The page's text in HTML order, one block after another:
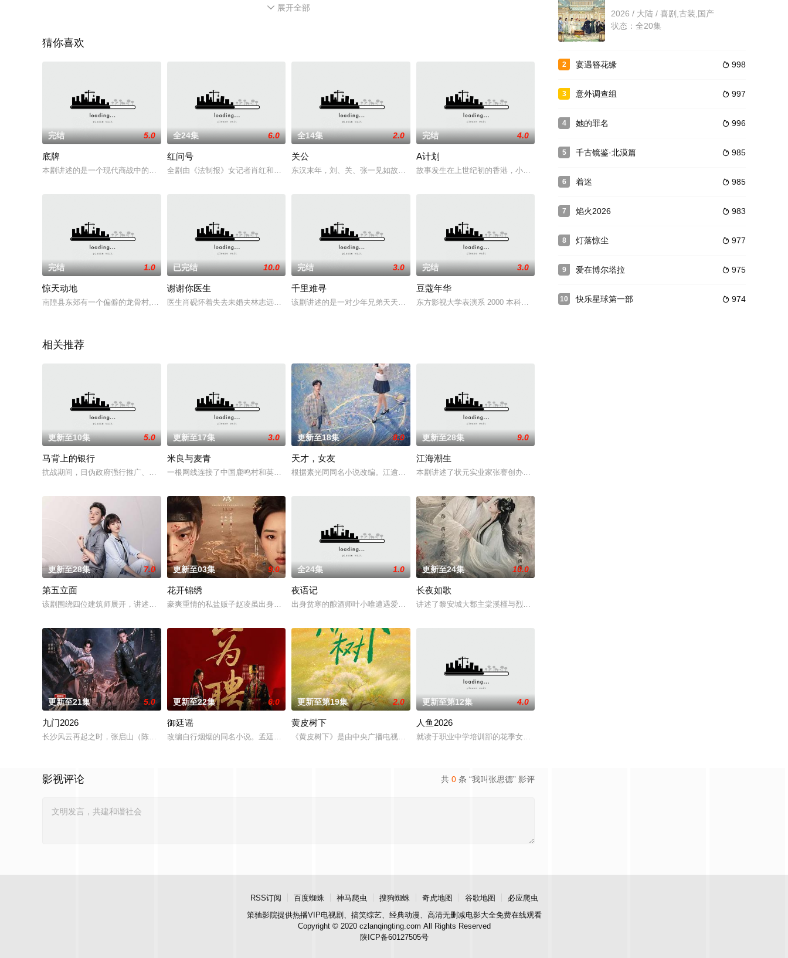
剧全集就上策驰电影网，更多相关信息可移步至豆瓣电视剧、电视猫或剧情网等平台了解。
 展开全部
猜你喜欢
完结 5.0
底牌
本剧讲述的是一个现代商战中的复仇故事：年轻的达扬公司董事长李云扬（黄志忠饰）为了打败10年前在期货厮杀中逼死自己父亲的博时公司董事长乔云风（
全24集 6.0
红问号
全剧由《法制报》女记者肖红和公安刑侦赵队长、犯罪心理学家郑教授对11个案件的跟踪侦破采访评述，揭示了市场经济大潮中，一些经不起诱惑的女性走向
全14集 2.0
关公
东汉末年，刘、关、张一见如故，情投意合，桃园结义，誓扶汉室。西凉刺史董卓，废少帝，自封相国。校尉曹操大为愤慨，纠集天下诸候共讨董
完结 4.0
A计划
故事发生在上世纪初的香港，小喇叭（张卫健 饰）是一位正义感极强的青年，自愿加入水警队，为国家效力
完结 1.0
惊天动地
南隍县东郊有一个偏僻的龙骨村,龙骨村里的安佛寺里有一尊魏晋时期的石佛,重达一点五吨,伟岸巍峨,栩栩如生,属于国家一级保护文物.可是这天早晨,
已完结 10.0
谢谢你医生
医生肖砚怀着失去未婚夫林志远的伤痛来到桐山医院急诊科，与医生白术在新成立的EICU（急诊重症监护室）用精湛医术救治一个又一个危急的患者，在日
完结 3.0
千里难寻
该剧讲述的是一对少年兄弟天天、欢欢在幼年时代对大海的渴望。在父母不断争吵和充斥着火药味的的家庭环境中，兄弟俩最终决定离家出走去寻
完结 3.0
豆蔻年华
东方影视大学表演系 2000 本科班即将毕业了最后几个月中这个班师生们将一同完成一出毕业大戏排演和汇报
相关推荐
更新至10集 5.0
马背上的银行
抗战期间，日伪政府强行推广、使用由“中国准备银行”发行的伪钞货币。根据党中央指示，高景波、徐邵梁、孙希光和黄鹰等人开始筹备建立冀南银行，手艺
更新至17集 3.0
米良与麦青
一根网线连接了中国鹿鸣村和英国牛津，麦香通过视频向米良宣告：婚不结了。鹿鸣村开了锅，村民大骂麦香是叛徒。麦香是婚前体检查出不孕症，从此走上虐
更新至18集 8.0
天才，女友
根据素光同同名小说改编。江逾白长大以后，林知夏忽然对他说：“江逾白，我喜欢你，哲学和生物学意义上的喜欢。”那个夜晚，他脸颊微热，还听
更新至28集 9.0
江海潮生
本剧讲述了状元实业家张謇创办大生企业，实业报国的故事。甲午战争后，国家蒙羞，张謇虽高中状元，却渴
更新至28集 7.0
第五立面
该剧围绕四位建筑师展开，讲述了他们在中意合作项目中面对专业挑战与境外竞争，通过创新实践实现本土设计理念突破的故事。
更新至03集 9.0
花开锦绣
豪爽重情的私盐贩子赵凌虽出身草莽，却心怀壮志，他结识了遭人诬陷私通的世家名媛小姐傅庭芸，被迫一起逃亡，二人历经家族与朝廷的重重考验，与命运抗
全24集 1.0
夜语记
出身贫寒的酿酒师叶小唯遭遇爱人程桉、恩师林晚媚的双重背叛。她从恨意中涅槃重生，借私生女桑落的身份入住程家。她步步为营，周旋在各怀
更新至24集 10.0
长夜如歌
讲述了黎安城大郡主棠溪槿与烈云峥之间曲折动人的情感，以及他们在复杂局势中坚守初心、勇敢面对困难的
更新至21集 5.0
九门2026
长沙风云再起之时，张启山（陈伟霆 饰）与吴老狗（曾舜晞 饰）强强联手，携手霍仙姑（陈瑶 饰）与九门诸人共赴冒险奇局。一桩401部队的神秘失踪
更新至22集 6.0
御廷谣
改编自行烟烟的同名小说。孟廷辉，大平王朝有史以来个以女子进士科三元及第入翰林院的奇女子。十年前的她被他从死人堆里救出来，蓬头垢面口齿不清。十
更新至第19集 2.0
黄皮树下
《黄皮树下》是由中央广播电视总台农业农村节目中心联合中共郁南县委、郁南县人民政府共同拍摄的20集乡村振兴主题剧集。该剧聚焦都市青年
更新至第12集 4.0
人鱼2026
就读于职业中学培训部的花季女生苏琳（黄杨钿甜 饰），虽自小被父母忽视，在艰苦环境中长大，但她始终
共 0 条 “我叫张思德” 影评
影视评论
2026 / 大陆 / 喜剧,古装,国产
状态：全20集
2  998
宴遇簪花缘
3  997
意外调查组
4  996
她的罪名
5  985
千古镜鉴·北漠篇
6  985
着迷
7  983
焰火2026
8  977
灯落惊尘
9  975
爱在博尔塔拉
10  974
快乐星球第一部
RSS订阅 百度蜘蛛 神马爬虫 搜狗蜘蛛 奇虎地图 谷歌地图
必应爬虫
策驰影院提供热播VIP电视剧、搞笑综艺、经典动漫、高清无删减电影大全免费在线观看
Copyright © 2020 czlanqingting.com All Rights Reserved
陕ICP备60127505号